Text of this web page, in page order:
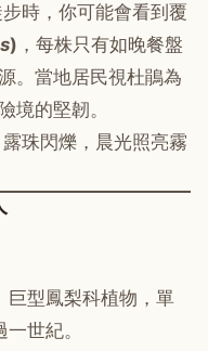
時，你可能會看到覆
) ，每株只有如晚餐盤
。當地居民視杜鵑為
境的堅韌。
珠閃爍，晨光照亮霧
巨型鳳梨科植物，單
世紀。